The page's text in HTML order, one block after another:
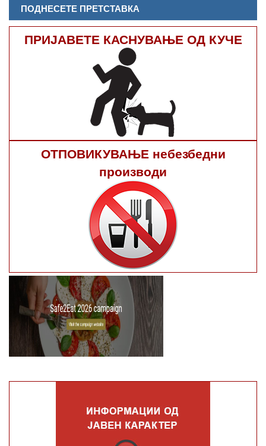
ПОДНЕСЕТЕ ПРЕТСТАВКА
ПРИЈАВЕТЕ КАСНУВАЊЕ ОД КУЧЕ
ОТПОВИКУВАЊЕ небезбедни
производи